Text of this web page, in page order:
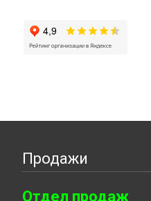
Продажи
Отдел продаж